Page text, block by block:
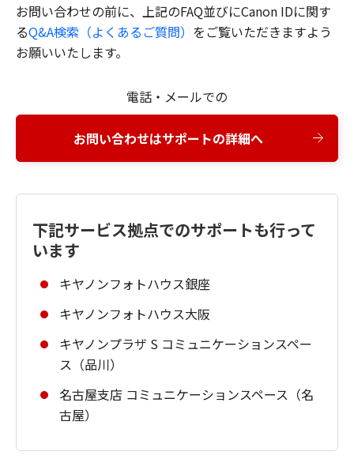
お問い合わせの前に、上記のFAQ並びにCanon IDに関す
るQ&A検索（よくあるご質問） をご覧いただきますよう
お願いいたします。
電話・メールでの
お問い合わせはサポートの詳細へ
下記サービス拠点でのサポートも行って
います
キヤノンフォトハウス銀座
キヤノンフォトハウス大阪
キヤノンプラザ S コミュニケーションスペー
ス（品川）
名古屋支店 コミュニケーションスペース（名
古屋）